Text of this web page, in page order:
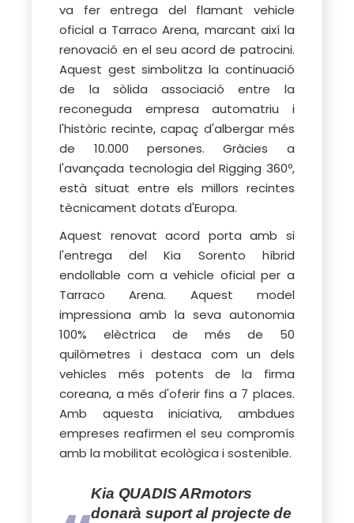
va fer entrega del flamant vehicle
oficial a Tarraco Arena, marcant així la
renovació en el seu acord de patrocini.
Aquest gest simbolitza la continuació
de la sòlida associació entre la
reconeguda empresa automatriu i
l'històric recinte, capaç d'albergar més
de 10.000 persones. Gràcies a
l'avançada tecnologia del Rigging 360º,
està situat entre els millors recintes
tècnicament dotats d'Europa.
Aquest renovat acord porta amb si
l'entrega del Kia Sorento híbrid
endollable com a vehicle oficial per a
Tarraco Arena. Aquest model
impressiona amb la seva autonomia
100% elèctrica de més de 50
quilòmetres i destaca com un dels
vehicles més potents de la firma
coreana, a més d'oferir fins a 7 places.
Amb aquesta iniciativa, ambdues
empreses reafirmen el seu compromís
amb la mobilitat ecològica i sostenible.
Kia QUADIS ARmotors
donarà suport al projecte de